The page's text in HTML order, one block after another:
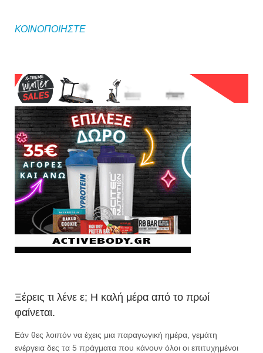
ΚΟΙΝΟΠΟΙΗΣΤΕ
Ξέρεις τι λένε ε; H καλή μέρα από το πρωί
φαίνεται.
Εάν θες λοιπόν να έχεις μια παραγωγική ημέρα, γεμάτη
ενέργεια δες τα 5 πράγματα που κάνουν όλοι οι επιτυχημένοι